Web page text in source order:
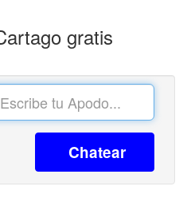
gratis
Chatear